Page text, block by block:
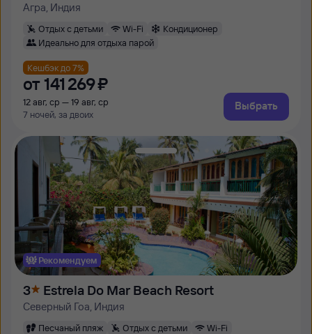
Агра, Индия
Отдых с детьми Wi-Fi
Кондиционер
Идеально для отдыха парой
Кешбэк до 7%
от 141 ⁠269 ⁠₽
12 авг, ср — 19 авг, ср
7 ночей, за двоих
Выбрать
Рекомендуем
3 Estrela Do Mar Beach Resort
Северный Гоа, Индия
Песчаный пляж Отдых с детьми
Wi-Fi